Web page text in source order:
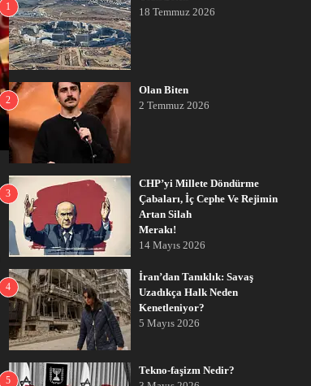
1
18 Temmuz 2026
2
Olan Biten
2 Temmuz 2026
3
CHP’yi Millete Döndürme
Çabaları, İç Cephe Ve Rejimin
Artan Silah
Merakı!
14 Mayıs 2026
4
İran’dan Tanıklık: Savaş
Uzadıkça Halk Neden
Kenetleniyor?
5 Mayıs 2026
5
Tekno-faşizm Nedir?